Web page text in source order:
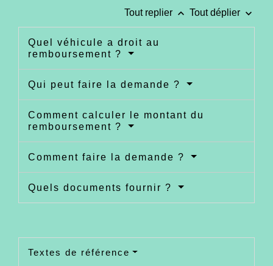
Tout replier keyboard_arrow_up Tout déplier keyboard_arrow_down
Quel véhicule a droit au
remboursement ?
Qui peut faire la demande ?
Comment calculer le montant du
remboursement ?
Comment faire la demande ?
Quels documents fournir ?
Textes de référence